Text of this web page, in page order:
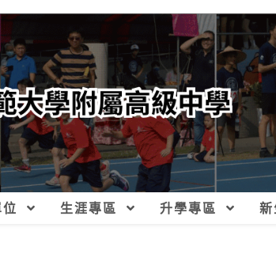
生涯專區 升學專區